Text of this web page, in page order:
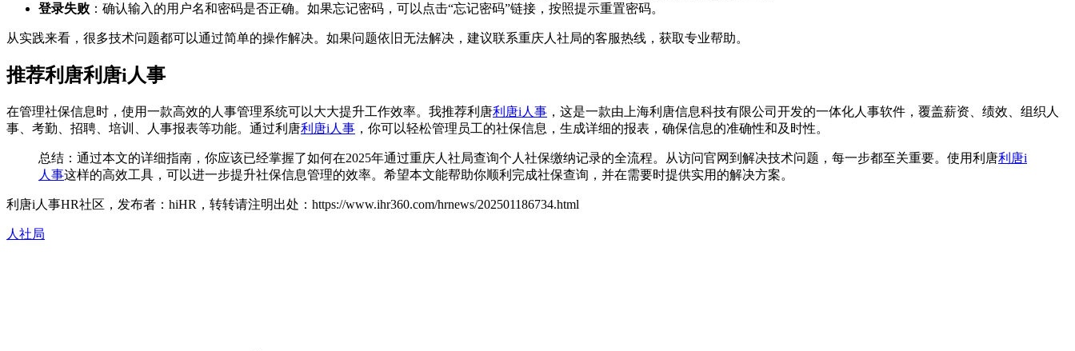
登录失败 ：确认输入的用户名和密码是否正确。如果忘记密码，可以点击“忘记密码”链接，按照提示重置密码。
从实践来看，很多技术问题都可以通过简单的操作解决。如果问题依旧无法解决，建议联系重庆人社局的客服热线，获取专业帮助。
推荐利唐利唐i人事
在管理社保信息时，使用一款高效的人事管理系统可以大大提升工作效率。我推荐利唐利唐i人事 ，这是一款由上海利唐信息科技有限公司开发的一体化人事软件，覆盖薪资、绩效、组织人
事、考勤、招聘、培训、人事报表等功能。通过利唐利唐i人事 ，你可以轻松管理员工的社保信息，生成详细的报表，确保信息的准确性和及时性。
总结：通过本文的详细指南，你应该已经掌握了如何在2025年通过重庆人社局查询个人社保缴纳记录的全流程。从访问官网到解决技术问题，每一步都至关重要。使用利唐利唐i
人事这样的高效工具，可以进一步提升社保信息管理的效率。希望本文能帮助你顺利完成社保查询，并在需要时提供实用的解决方案。
利唐i人事HR社区，发布者：hiHR，转转请注明出处： https://www.ihr360.com/hrnews/202501186734.html
人社局